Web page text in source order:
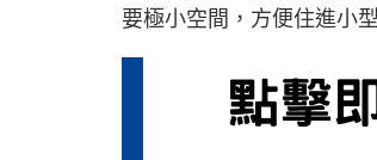
要極小空間，方便住進小